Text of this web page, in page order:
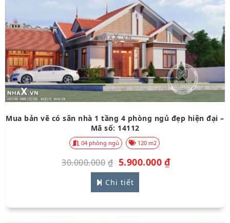
Mua bản vẽ có sân nhà 1 tầng 4 phòng ngủ đẹp hiện đại –
Mã số: 14112
04 phòng ngủ 120 m2
30.000.000 ₫ 5.900.000 ₫
Chi tiết